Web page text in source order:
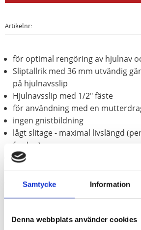
Samtycke Information
Denna webbplats använder cookies
Artikelnr
för optimal rengöring av hjulnav
Sliptallrik med 36 mm utvändig
på hjulnavsslip
Hjulnavsslip med 1/2" fäste
för användning med en
ingen gnistbildning
lågt slitage - maximal livslängd
fordon)
förhindrar genom rena
hjulåtdragningsvridmomentet
minimale dammutveckling